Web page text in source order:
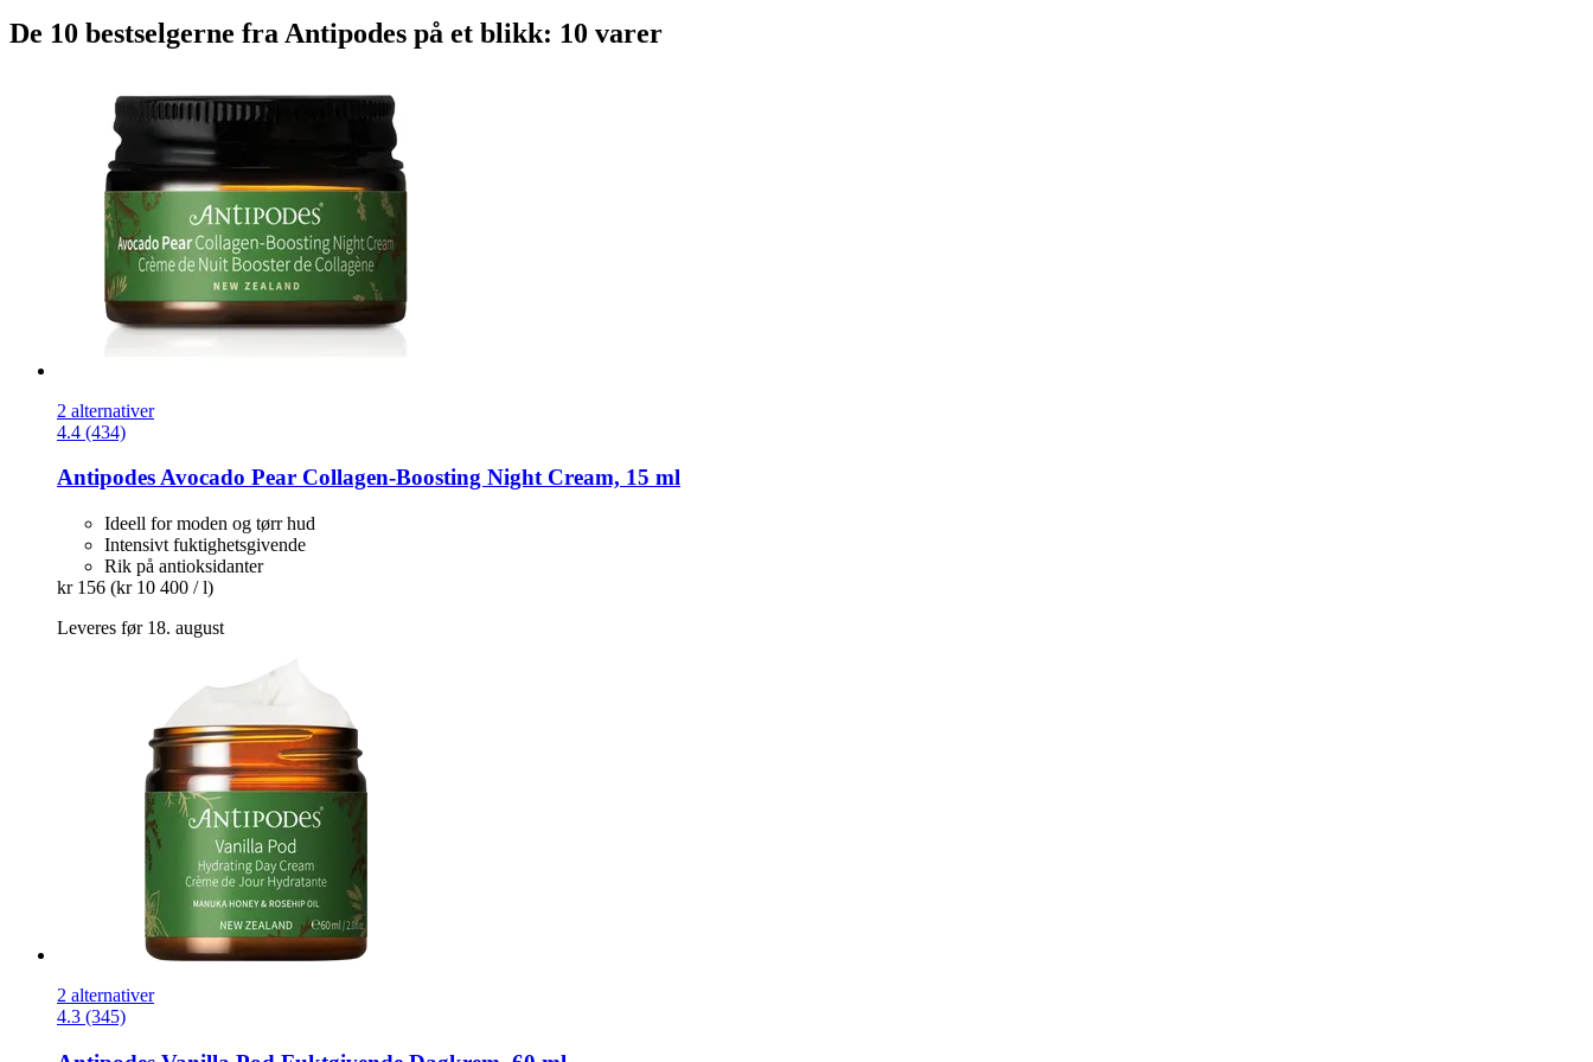
De 10 bestselgerne fra Antipodes på et blikk: 10 varer
2 alternativer
4.4 (434)
AntipodesAvocado Pear Collagen-​Boosting Night Cream, 15 ml
Ideell for moden og tørr hud
Intensivt fuktighetsgivende
Rik på antioksidanter
kr 156 (kr 10 400 / l)
Leveres før 18. august
2 alternativer
4.3 (345)